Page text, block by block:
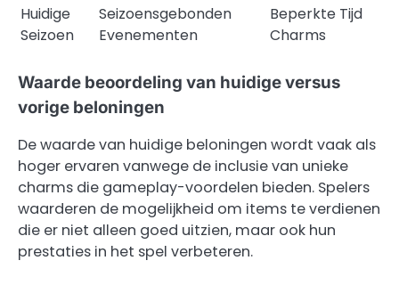
Huidige
Seizoen
Seizoensgebonden
Evenementen
Beperkte Tijd
Charms
Waarde beoordeling van huidige versus
vorige beloningen
De waarde van huidige beloningen wordt vaak als
hoger ervaren vanwege de inclusie van unieke
charms die gameplay-voordelen bieden. Spelers
waarderen de mogelijkheid om items te verdienen
die er niet alleen goed uitzien, maar ook hun
prestaties in het spel verbeteren.